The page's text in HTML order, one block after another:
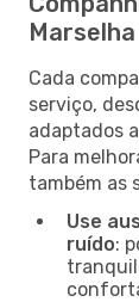
Cada
serviço,
adaptados
Para
também as
Use
ruído: